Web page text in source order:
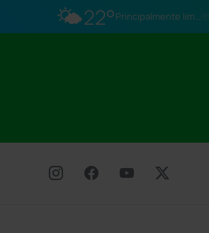
🌤️22° Principalmente limpo